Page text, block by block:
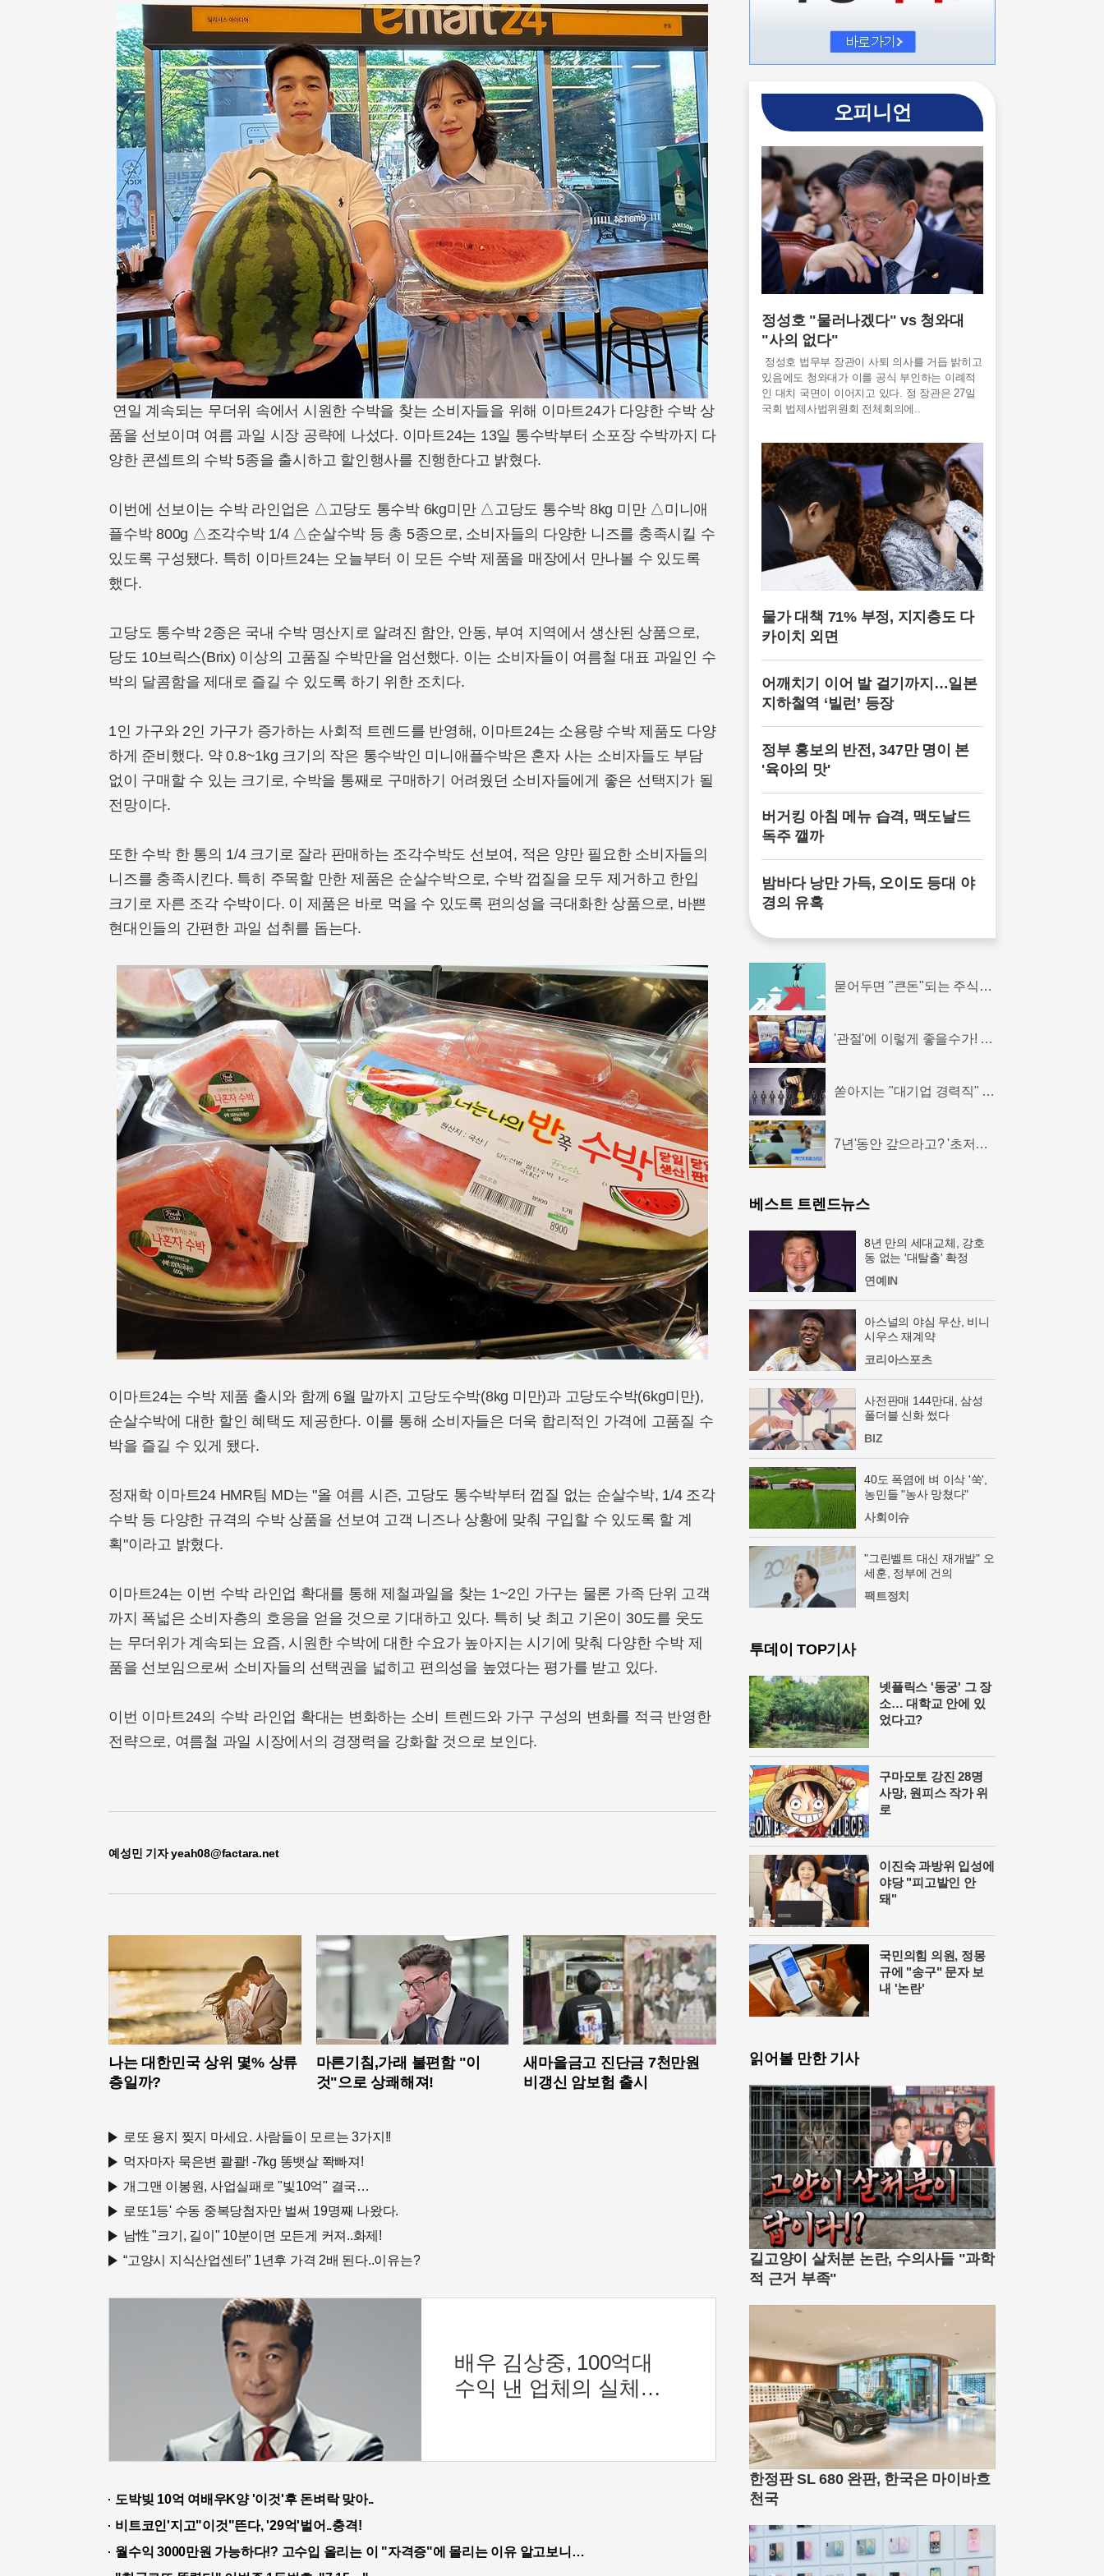
연일 계속되는 무더위 속에서 시원한 수박을 찾는 소비자들을 위해 이마트24가 다양한 수박 상
품을 선보이며 여름 과일 시장 공략에 나섰다. 이마트24는 13일 통수박부터 소포장 수박까지 다
양한 콘셉트의 수박 5종을 출시하고 할인행사를 진행한다고 밝혔다.
이번에 선보이는 수박 라인업은 △고당도 통수박 6kg미만 △고당도 통수박 8kg 미만 △미니애
플수박 800g △조각수박 1/4 △순살수박 등 총 5종으로, 소비자들의 다양한 니즈를 충족시킬 수
있도록 구성됐다. 특히 이마트24는 오늘부터 이 모든 수박 제품을 매장에서 만나볼 수 있도록
했다.
고당도 통수박 2종은 국내 수박 명산지로 알려진 함안, 안동, 부여 지역에서 생산된 상품으로,
당도 10브릭스(Brix) 이상의 고품질 수박만을 엄선했다. 이는 소비자들이 여름철 대표 과일인 수
박의 달콤함을 제대로 즐길 수 있도록 하기 위한 조치다.
1인 가구와 2인 가구가 증가하는 사회적 트렌드를 반영해, 이마트24는 소용량 수박 제품도 다양
하게 준비했다. 약 0.8~1kg 크기의 작은 통수박인 미니애플수박은 혼자 사는 소비자들도 부담
없이 구매할 수 있는 크기로, 수박을 통째로 구매하기 어려웠던 소비자들에게 좋은 선택지가 될
전망이다.
또한 수박 한 통의 1/4 크기로 잘라 판매하는 조각수박도 선보여, 적은 양만 필요한 소비자들의
니즈를 충족시킨다. 특히 주목할 만한 제품은 순살수박으로, 수박 껍질을 모두 제거하고 한입
크기로 자른 조각 수박이다. 이 제품은 바로 먹을 수 있도록 편의성을 극대화한 상품으로, 바쁜
현대인들의 간편한 과일 섭취를 돕는다.
이마트24는 수박 제품 출시와 함께 6월 말까지 고당도수박(8kg 미만)과 고당도수박(6kg미만),
순살수박에 대한 할인 혜택도 제공한다. 이를 통해 소비자들은 더욱 합리적인 가격에 고품질 수
박을 즐길 수 있게 됐다.
정재학 이마트24 HMR팀 MD는 "올 여름 시즌, 고당도 통수박부터 껍질 없는 순살수박, 1/4 조각
수박 등 다양한 규격의 수박 상품을 선보여 고객 니즈나 상황에 맞춰 구입할 수 있도록 할 계
획"이라고 밝혔다.
이마트24는 이번 수박 라인업 확대를 통해 제철과일을 찾는 1~2인 가구는 물론 가족 단위 고객
까지 폭넓은 소비자층의 호응을 얻을 것으로 기대하고 있다. 특히 낮 최고 기온이 30도를 웃도
는 무더위가 계속되는 요즘, 시원한 수박에 대한 수요가 높아지는 시기에 맞춰 다양한 수박 제
품을 선보임으로써 소비자들의 선택권을 넓히고 편의성을 높였다는 평가를 받고 있다.
이번 이마트24의 수박 라인업 확대는 변화하는 소비 트렌드와 가구 구성의 변화를 적극 반영한
전략으로, 여름철 과일 시장에서의 경쟁력을 강화할 것으로 보인다.
예성민 기자 yeah08@factara.net
나는 대한민국 상위 몇% 상류
층일까?
마른기침,가래 불편함 "이
것"으로 상쾌해져!
새마을금고 진단금 7천만원
비갱신 암보험 출시
로또 용지 찢지 마세요. 사람들이 모르는 3가지!!
먹자마자 묵은변 콸콸! -7kg 똥뱃살 쫙빠져!
개그맨 이봉원, 사업실패로 "빛10억" 결국…
로또1등' 수동 중복당첨자만 벌써 19명째 나왔다.
남性 "크기, 길이" 10분이면 모든게 커져..화제!
“고양시 지식산업센터” 1년후 가격 2배 된다..이유는?
배우 김상중, 100억대
수익 낸 업체의 실체
이미지로 온 국민의
도박빚 10억 여배우K양 '이것'후 돈벼락 맞아..
비트코인'지고"이것"뜬다, '29억'벌어..충격!
월수익 3000만원 가능하다!? 고수입 올리는 이 "자격증"에 몰리는 이유 알고보니…
오피니언
정성호 "물러나겠다" vs 청와대
"사의 없다"
정성호 법무부 장관이 사퇴 의사를 거듭 밝히고
있음에도 청와대가 이를 공식 부인하는 이례적
인 대치 국면이 이어지고 있다. 정 장관은 27일
국회 법제사법위원회 전체회의에..
물가 대책 71% 부정, 지지층도 다
카이치 외면
어깨치기 이어 발 걸기까지…일본
지하철역 ‘빌런’ 등장
정부 홍보의 반전, 347만 명이 본
'육아의 맛'
버거킹 아침 메뉴 습격, 맥도날드
독주 깰까
밤바다 낭만 가득, 오이도 등대 야
경의 유혹
묻어두면 "큰돈"되는 주식은
'관절'에 이렇게 좋을수가! 진
쏟아지는 "대기업 경력직" 수
7년'동안 갚으라고? '초저금
베스트 트렌드뉴스
8년 만의 세대교체, 강호
동 없는 '대탈출' 확정
연예IN
아스널의 야심 무산, 비니
시우스 재계약
코리아스포츠
사전판매 144만대, 삼성
폴더블 신화 썼다
BIZ
40도 폭염에 벼 이삭 '쑥',
농민들 "농사 망쳤다"
사회이슈
"그린벨트 대신 재개발" 오
세훈, 정부에 건의
팩트정치
투데이 TOP기사
넷플릭스 '동궁' 그 장
소… 대학교 안에 있
었다고?
구마모토 강진 28명
사망, 원피스 작가 위
로
이진숙 과방위 입성에
야당 "피고발인 안
돼"
국민의힘 의원, 정몽
규에 "송구" 문자 보
내 '논란'
읽어볼 만한 기사
길고양이 살처분 논란, 수의사들 "과학
적 근거 부족"
한정판 SL 680 완판, 한국은 마이바흐
천국